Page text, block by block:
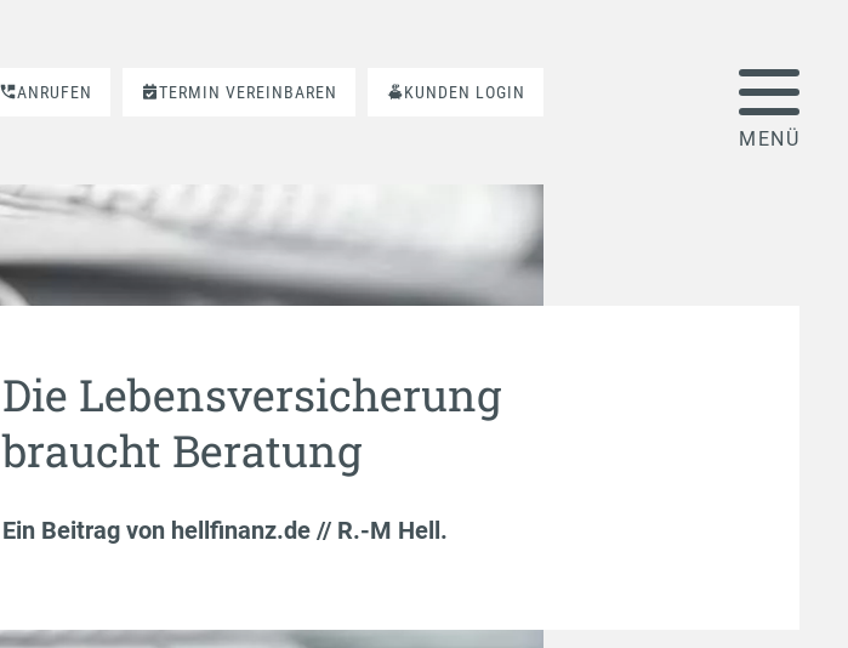
ANRUFEN TERMIN VEREINBAREN KUNDEN LOGIN
Die Lebensversicherung
braucht Beratung
Ein Beitrag von hellfinanz.de // R.-M Hell.